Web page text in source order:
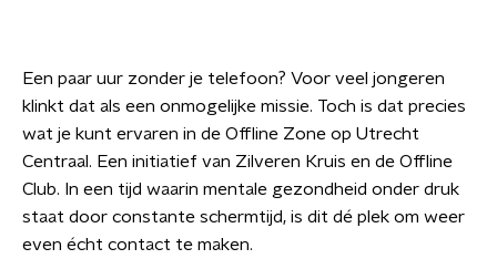
Een paar uur zonder je telefoon? Voor veel jongeren
klinkt dat als een onmogelijke missie. Toch is dat precies
wat je kunt ervaren in de Offline Zone op Utrecht
Centraal. Een initiatief van Zilveren Kruis en de Offline
Club. In een tijd waarin mentale gezondheid onder druk
staat door constante schermtijd, is dit dé plek om weer
even écht contact te maken.